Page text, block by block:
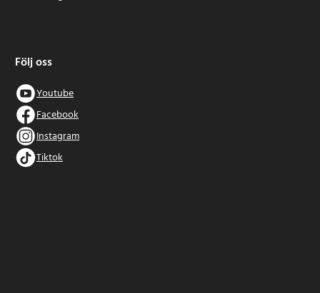
Följ oss
Youtube
Facebook
Instagram
Tiktok